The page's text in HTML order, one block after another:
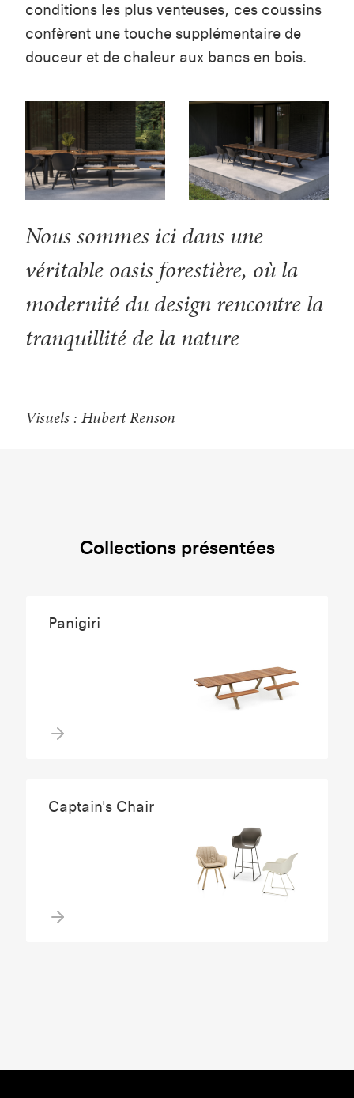
conditions les plus venteuses, ces coussins
confèrent une touche supplémentaire de
douceur et de chaleur aux bancs en bois.
Nous sommes ici dans une
véritable oasis forestière, où la
modernité du design rencontre la
tranquillité de la nature
Visuels : Hubert Renson
Collections présentées
Panigiri
Captain's Chair